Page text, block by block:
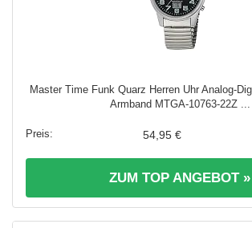
Master Time Funk Quarz Herren Uhr Analog-
Armband MTGA-10763-22Z ...
54,95 €
ZUM TOP ANGEBOT »